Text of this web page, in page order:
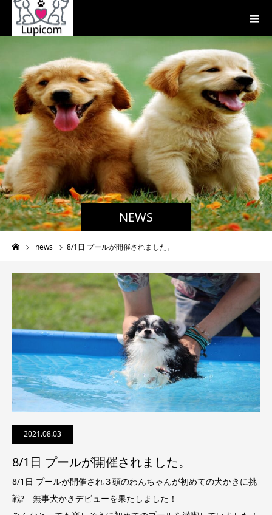
NEWS
news 8/1日 プールが開催されました。
2021.08.03
8/1日 プールが開催されました。
8/1日 プールが開催され３頭のわんちゃんが初めての犬かきに挑
戦? 無事犬かきデビューを果たしました！